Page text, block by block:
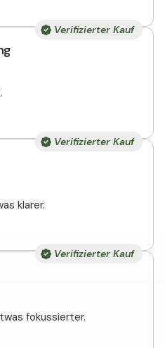
Verifizierter Kauf
Verifizierter Kauf
klarer.
Verifizierter Kauf
fokussierter.